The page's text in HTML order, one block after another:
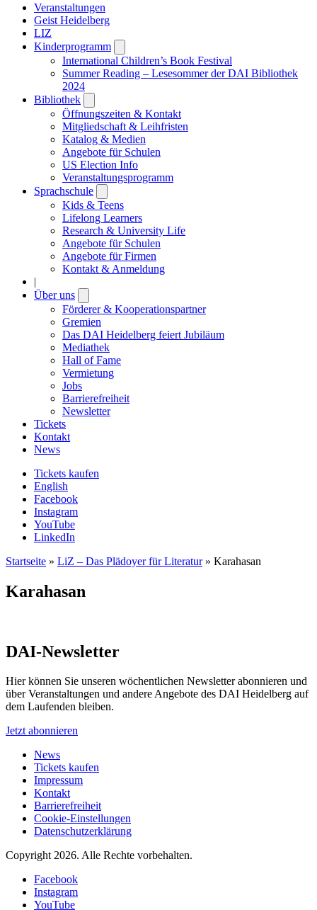
Veranstaltungen
Geist Heidelberg
LIZ
Kinderprogramm
submenu
International Children’s Book Festival
Summer Reading – Lesesommer der DAI Bibliothek
2024
Bibliothek
submenu
Öffnungszeiten & Kontakt
Mitgliedschaft & Leihfristen
Katalog & Medien
Angebote für Schulen
US Election Info
Veranstaltungsprogramm
Sprachschule
submenu
Kids & Teens
Lifelong Learners
Research & University Life
Angebote für Schulen
Angebote für Firmen
Kontakt & Anmeldung
|
Über uns
submenu
Förderer & Kooperationspartner
Gremien
Das DAI Heidelberg feiert Jubiläum
Mediathek
Hall of Fame
Vermietung
Jobs
Barrierefreiheit
Newsletter
Tickets
Kontakt
News
Tickets kaufen
English
Facebook
Instagram
YouTube
LinkedIn
Startseite » LiZ – Das Plädoyer für Literatur» Karahasan
Karahasan
DAI-Newsletter
Hier können Sie unseren wöchentlichen Newsletter abonnieren und
über Veranstaltungen und andere Angebote des DAI Heidelberg auf
dem Laufenden bleiben.
Jetzt abonnieren
News
Tickets kaufen
Impressum
Kontakt
Barrierefreiheit
Cookie-Einstellungen
Datenschutzerklärung
Copyright 2026. Alle Rechte vorbehalten.
Facebook
Instagram
YouTube